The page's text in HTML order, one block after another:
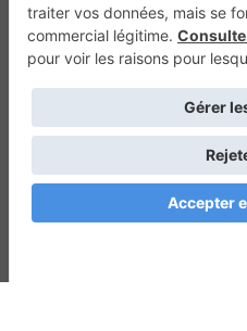
Génération Electrique Génération
Depuis 2010 - Un